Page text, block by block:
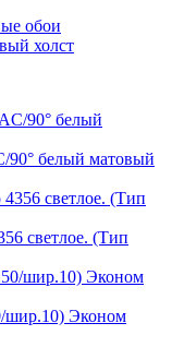
обои
холст
90° белый матовый
светлое. (Тип
шир.10) Эконом